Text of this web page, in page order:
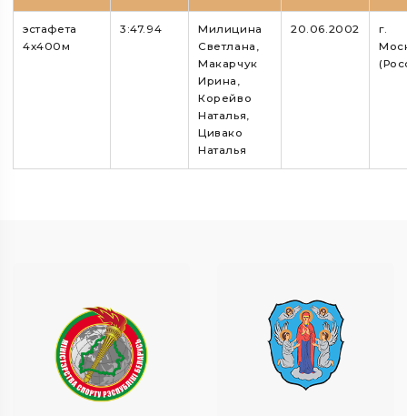
эстафета
4х400м
3:47.94
Милицина
Светлана,
Макарчук
Ирина,
Корейво
Наталья,
Цивако
Наталья
20.06.2002
г.